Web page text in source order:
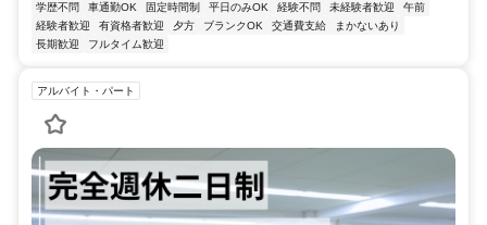
学歴不問
車通勤OK 固定時間制 平日のみOK 経験不問 未経験者歓迎
午前
経験者歓迎
有資格者歓迎 夕方 ブランクOK 交通費支給
まかないあり
長期歓迎
フルタイム歓迎
アルバイト・パート